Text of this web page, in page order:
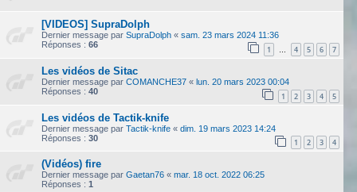
[VIDEOS] SupraDolph
Dernier message par SupraDolph « sam. 23 mars 2024 11:36
Réponses : 66 1 … 4 5 6 7
Les vidéos de Sitac
Dernier message par COMANCHE37 « lun. 20 mars 2023 00:04
Réponses : 40 1 2 3 4 5
Les vidéos de Tactik-knife
Dernier message par Tactik-knife « dim. 19 mars 2023 14:24
Réponses : 30 1 2 3 4
(Vidéos) fire
Dernier message par Gaetan76 « mar. 18 oct. 2022 06:25
Réponses : 1